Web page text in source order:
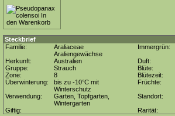
Steckbrief
Familie:
Araliaceae
Araliengewächse
Immergrün:
Herkunft:
Australien Duft:
Gruppe:
Strauch Blüte:
Zone:
8
Blütezeit:
Überwinterung:
bis zu -10°C mit
Winterschutz
Früchte:
Verwendung:
Garten, Topfgarten,
Wintergarten
Standort:
Giftig:
Rarität: